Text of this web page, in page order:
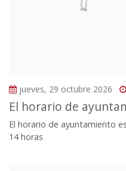
jueves, 29 octubre 2026
El horario de
El horario de ayuntamiento
14 horas